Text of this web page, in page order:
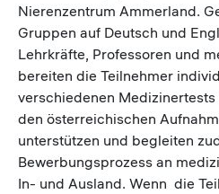
Nierenzentrum Ammerland.
Gruppen auf Deutsch und
Lehrkräfte, Professoren und
bereiten die Teilnehmer
verschiedenen
den österreichischen
unterstützen und begleiten
Bewerbungsprozess an
In- und Ausland. Wenn die